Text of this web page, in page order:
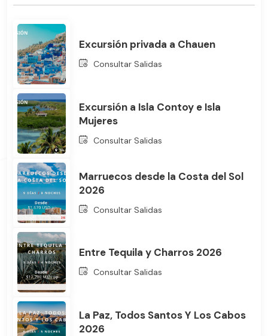
Excursión privada a Chauen
Consultar Salidas
Excursión a Isla Contoy e Isla
Mujeres
Consultar Salidas
Marruecos desde la Costa del Sol
2026
Consultar Salidas
Entre Tequila y Charros 2026
Consultar Salidas
La Paz, Todos Santos Y Los Cabos
2026